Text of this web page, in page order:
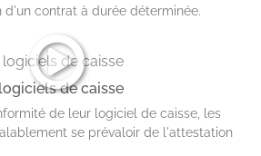
d'un contrat à durée déterminée.
de caisse
de leur logiciel de caisse, les
se prévaloir de l'attestation